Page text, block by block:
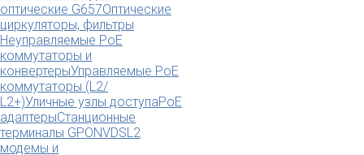
оптические G657Оптические
циркуляторы, фильтры
Неуправляемые PoE
коммутаторы и
конвертерыУправляемые PoE
коммутаторы (L2/
L2+)Уличные узлы доступаPoE
адаптерыСтанционные
терминалы GPONVDSL2
модемы и